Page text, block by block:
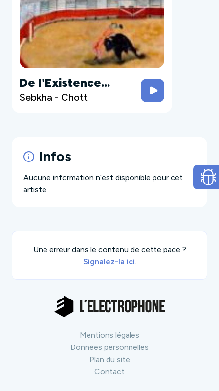
De l'Existence...
Sebkha - Chott
Infos
Aucune information n’est disponible pour cet
artiste.
Une erreur dans le contenu de cette page ?
Signalez-la ici.
Mentions légales
Données personnelles
Plan du site
Contact